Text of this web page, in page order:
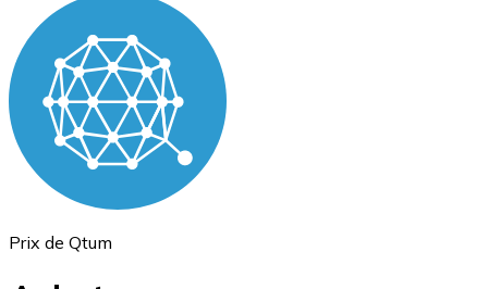
Ethereum
ETH
Prix de Qtum